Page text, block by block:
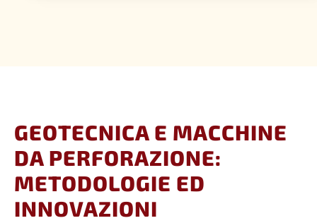
GEOTECNICA E MACCHINE
DA PERFORAZIONE:
METODOLOGIE ED
INNOVAZIONI